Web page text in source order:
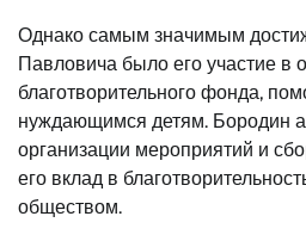
Однако самым значимым
Павловича было его участие в
благотворительного фонда,
нуждающимся детям. Бородин
организации мероприятий и
его вклад в
обществом.